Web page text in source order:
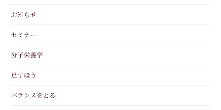
お知らせ
セミナー
分子栄養学
足すほう
バランスをとる